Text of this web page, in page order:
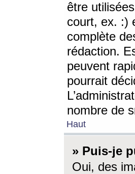
être
court, ex. :)
complète
rédaction.
peuvent
pourrait
nombre de
Haut
» Puis-je
Oui, des